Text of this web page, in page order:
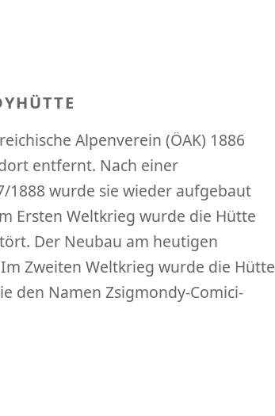
Alpenverein (ÖAK) 1886
entfernt. Nach einer
1888 wurde sie wieder aufgebaut
Ersten Weltkrieg wurde die Hütte
Der Neubau am heutigen
Zweiten Weltkrieg wurde die Hütte
den Namen Zsigmondy-Comici-